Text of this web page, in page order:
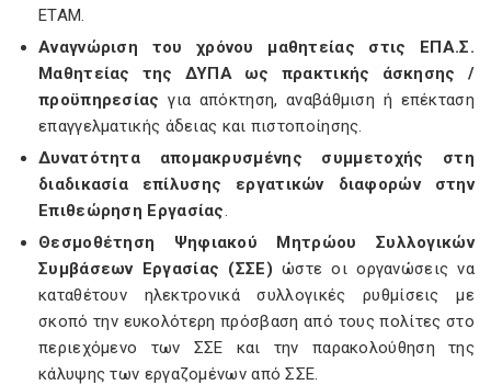
ΕΤΑΜ.
Αναγνώριση του χρόνου μαθητείας στις ΕΠΑ.Σ.
Μαθητείας της ΔΥΠΑ ως πρακτικής άσκησης /
προϋπηρεσίας για απόκτηση, αναβάθμιση ή επέκταση
επαγγελματικής άδειας και πιστοποίησης.
Δυνατότητα απομακρυσμένης συμμετοχής στη
διαδικασία επίλυσης εργατικών διαφορών στην
Επιθεώρηση Εργασίας.
Θεσμοθέτηση Ψηφιακού Μητρώου Συλλογικών
Συμβάσεων Εργασίας (ΣΣΕ) ώστε οι οργανώσεις να
καταθέτουν ηλεκτρονικά συλλογικές ρυθμίσεις με
σκοπό την ευκολότερη πρόσβαση από τους πολίτες στο
περιεχόμενο των ΣΣΕ και την παρακολούθηση της
κάλυψης των εργαζομένων από ΣΣΕ.